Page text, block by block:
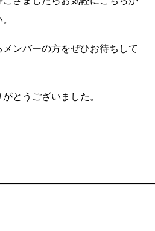
ンバーの方をぜひお待ちして
とうございました。